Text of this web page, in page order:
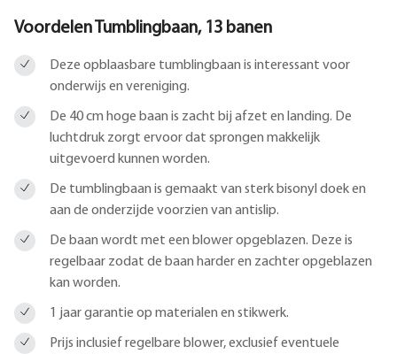
Voordelen Tumblingbaan, 13 banen
Deze opblaasbare tumblingbaan is interessant voor
onderwijs en vereniging.
De 40 cm hoge baan is zacht bij afzet en landing. De
luchtdruk zorgt ervoor dat sprongen makkelijk
uitgevoerd kunnen worden.
De tumblingbaan is gemaakt van sterk bisonyl doek en
aan de onderzijde voorzien van antislip.
De baan wordt met een blower opgeblazen. Deze is
regelbaar zodat de baan harder en zachter opgeblazen
kan worden.
1 jaar garantie op materialen en stikwerk.
Prijs inclusief regelbare blower, exclusief eventuele